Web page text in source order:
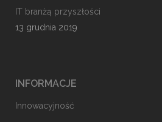
IT branżą przyszłości
13 grudnia 2019
INFORMACJE
Innowacyjność